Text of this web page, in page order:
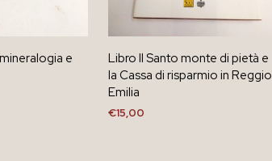
e
Libro Il Santo monte di pietà e
la Cassa di risparmio in Reggio
Emilia
€15,00